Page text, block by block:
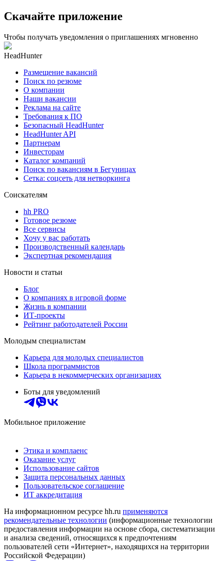
Скачайте приложение
Чтобы получать уведомления о приглашениях мгновенно
HeadHunter
Размещение вакансий
Поиск по резюме
О компании
Наши вакансии
Реклама на сайте
Требования к ПО
Безопасный HeadHunter
HeadHunter API
Партнерам
Инвесторам
Каталог компаний
Поиск по вакансиям в Бегуницах
Сетка: соцсеть для нетворкинга
Соискателям
hh PRO
Готовое резюме
Все сервисы
Хочу у вас работать
Производственный календарь
Экспертная рекомендация
Новости и статьи
Блог
О компаниях в игровой форме
Жизнь в компании
ИТ-проекты
Рейтинг работодателей России
Молодым специалистам
Карьера для молодых специалистов
Школа программистов
Карьера в некоммерческих организациях
Боты для уведомлений
Мобильное приложение
Этика и комплаенс
Оказание услуг
Использование сайтов
Защита персональных данных
Пользовательское соглашение
ИТ аккредитация
На информационном ресурсе hh.ru применяются
рекомендательные технологии (информационные технологии
предоставления информации на основе сбора, систематизации
и анализа сведений, относящихся к предпочтениям
пользователей сети «Интернет», находящихся на территории
Российской Федерации)